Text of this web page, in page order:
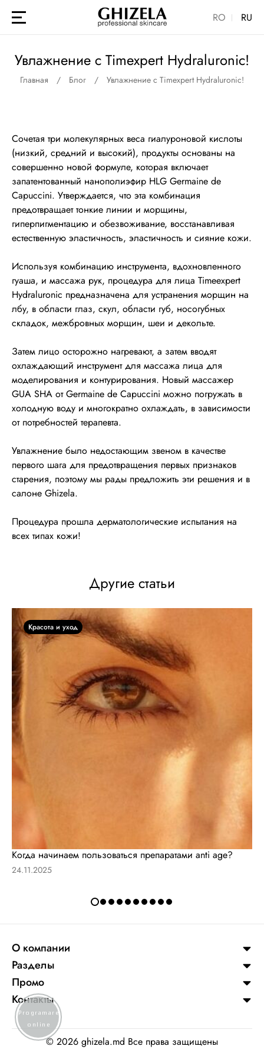
RO RU
Увлажнение с Timexpert Hydraluronic!
Главная Блог Увлажнение с Timexpert Hydraluronic!
Сочетая три молекулярных веса гиалуроновой кислоты
(низкий, средний и высокий), продукты основаны на
совершенно новой формуле, которая включает
запатентованный нанополиэфир HLG Germaine de
Capuccini. Утверждается, что эта комбинация
предотвращает тонкие линии и морщины,
гиперпигментацию и обезвоживание, восстанавливая
естественную эластичность, эластичность и сияние кожи.
Используя комбинацию инструмента, вдохновленного
гуаша, и массажа рук, процедура для лица Timeexpert
Hydraluronic предназначена для устранения морщин на
лбу, в области глаз, скул, области губ, носогубных
складок, межбровных морщин, шеи и декольте.
Затем лицо осторожно нагревают, а затем вводят
охлаждающий инструмент для массажа лица для
моделирования и контурирования. Новый массажер
GUA SHA от Germaine de Capuccini можно погружать в
холодную воду и многократно охлаждать, в зависимости
от потребностей терапевта.
Увлажнение было недостающим звеном в качестве
первого шага для предотвращения первых признаков
старения, поэтому мы рады предложить эти решения и в
салоне Ghizela.
Процедура прошла дерматологические испытания на
всех типах кожи!
Другие статьи
Красота и уход
Когда начинаем пользоваться препаратами anti age?
24.11.2025
О компании
Разделы
Промо
Контакты
© 2026 ghizela.md Все права защищены
Programare
online